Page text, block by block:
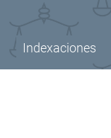
Indexaciones